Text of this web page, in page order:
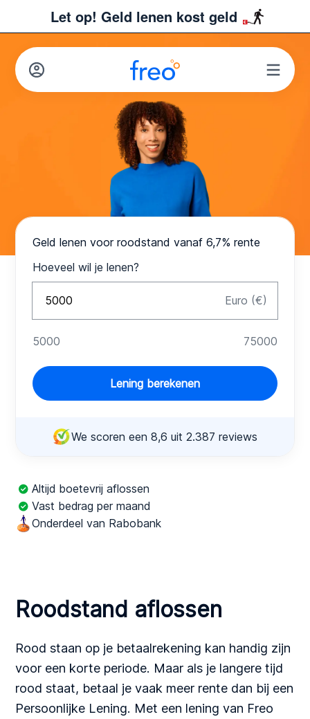
Let op! Geld lenen kost geld
Geld lenen voor roodstand vanaf 6,7% rente
Hoeveel wil je lenen?
Euro (€)
5000 75000
Lening berekenen
We scoren een 8,6 uit 2.387 reviews
Altijd boetevrij aflossen
Vast bedrag per maand
Onderdeel van Rabobank
Roodstand aflossen
Rood staan op je betaalrekening kan handig zijn
voor een korte periode. Maar als je langere tijd
rood staat, betaal je vaak meer rente dan bij een
Persoonlijke Lening. Met een lening van Freo